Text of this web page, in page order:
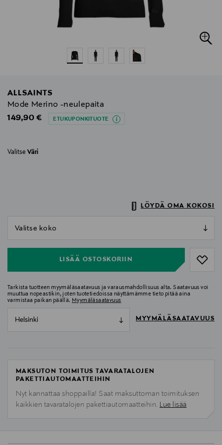
ALLSAINTS
Mode Merino -neulepaita
Original Price
149,90 € ETUKUPONKITUOTE
Valitse Väri
LÖYDÄ OMA KOKOSI
LISÄÄ OSTOSKORIIN
Tarkista tuotteen myymäläsaatavuus ja varausmahdollisuus alta. Saatavuus voi
muuttua nopeastikin, joten tuotetiedoissa näyttämämme tieto pitää aina
varmistaa paikan päällä. Myymäläsaatavuus
Helsinki MYYMÄLÄSAATAVUUS
MAKSUTON TOIMITUS TAVARATALOJEN
PAKETTIAUTOMAATTEIHIN
Nyt kannattaa shoppailla! Saat maksuttoman toimituksen
kaikkien tavaratalojen pakettiautomaatteihin. Lue lisää